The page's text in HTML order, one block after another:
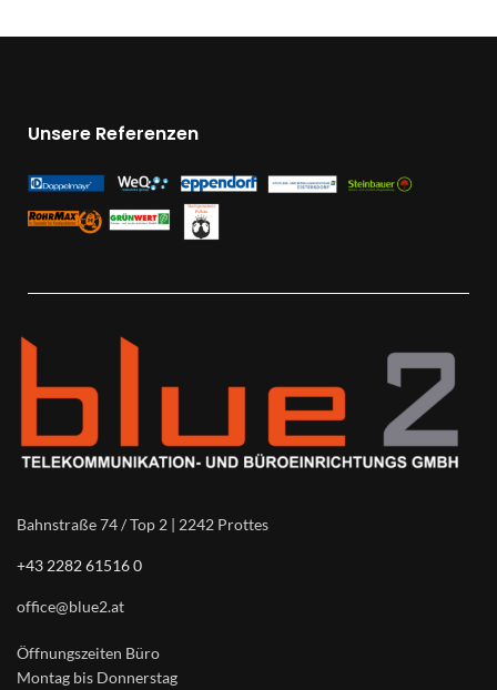
Unsere Referenzen
Bahnstraße 74 / Top 2 | 2242 Prottes
+43 2282 61516 0
office@blue2.at
Öffnungszeiten Büro
Montag bis Donnerstag